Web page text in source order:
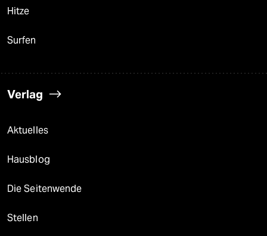
Hitze
Surfen
Verlag
Aktuelles
Hausblog
Die Seitenwende
Stellen